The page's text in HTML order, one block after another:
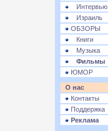
Интервью
Израиль
ОБЗОРЫ
Книги
Музыка
Фильмы
ЮМОР
О нас
Контакты
Поддержка
Реклама